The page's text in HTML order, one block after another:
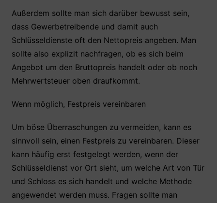
Außerdem sollte man sich darüber bewusst sein,
dass Gewerbetreibende und damit auch
Schlüsseldienste oft den Nettopreis angeben. Man
sollte also explizit nachfragen, ob es sich beim
Angebot um den Bruttopreis handelt oder ob noch
Mehrwertsteuer oben draufkommt.
Wenn möglich, Festpreis vereinbaren
Um böse Überraschungen zu vermeiden, kann es
sinnvoll sein, einen Festpreis zu vereinbaren. Dieser
kann häufig erst festgelegt werden, wenn der
Schlüsseldienst vor Ort sieht, um welche Art von Tür
und Schloss es sich handelt und welche Methode
angewendet werden muss. Fragen sollte man